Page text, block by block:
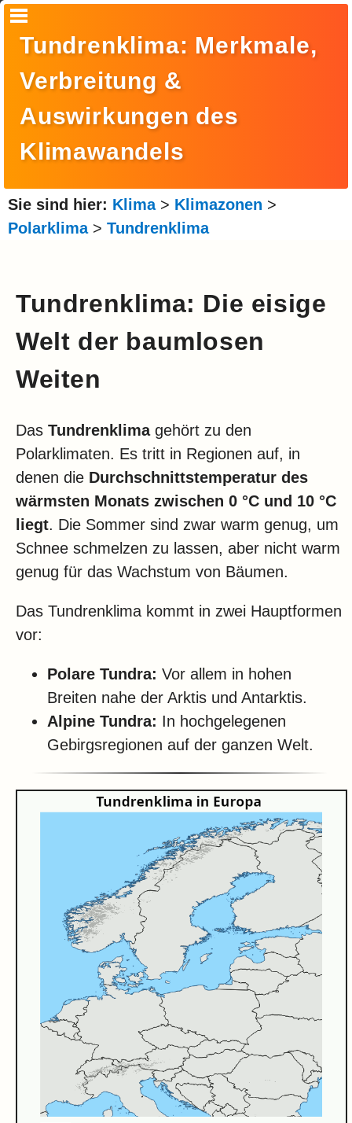
Amerika
Asien
Afrika
Ozeanien
Klima
Impressum & Datenschutz
Tundrenklima: Merkmale,
Verbreitung &
Auswirkungen des
Klimawandels
Sie sind hier: Klima> Klimazonen >
Polarklima> Tundrenklima
Tundrenklima: Die eisige
Welt der baumlosen
Weiten
Das Tundrenklima gehört zu den
Polarklimaten. Es tritt in Regionen auf, in
denen die Durchschnittstemperatur des
wärmsten Monats zwischen 0 °C und 10 °C
liegt. Die Sommer sind zwar warm genug, um
Schnee schmelzen zu lassen, aber nicht warm
genug für das Wachstum von Bäumen.
Das Tundrenklima kommt in zwei Hauptformen
vor:
Polare Tundra: Vor allem in hohen
Breiten nahe der Arktis und Antarktis.
Alpine Tundra: In hochgelegenen
Gebirgsregionen auf der ganzen Welt.